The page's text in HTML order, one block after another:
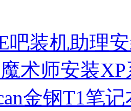
吧装机助理
术师安装
金钢T1笔